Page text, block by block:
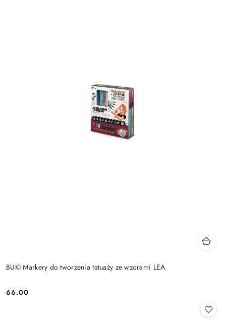
BUKI Markery do tworzenia tatuaży ze wzorami LEA
Cena:
66.00